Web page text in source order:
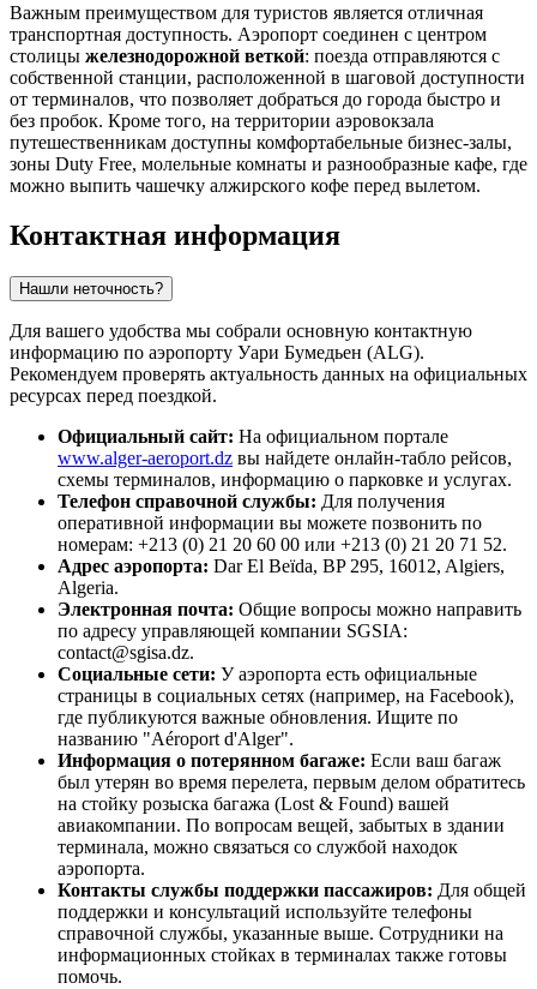
Важным преимуществом для туристов является отличная
транспортная доступность. Аэропорт соединен с центром
столицы железнодорожной веткой: поезда отправляются с
собственной станции, расположенной в шаговой доступности
от терминалов, что позволяет добраться до города быстро и
без пробок. Кроме того, на территории аэровокзала
путешественникам доступны комфортабельные бизнес-залы,
зоны Duty Free, молельные комнаты и разнообразные кафе, где
можно выпить чашечку алжирского кофе перед вылетом.
Контактная информация
Нашли неточность?
Для вашего удобства мы собрали основную контактную
информацию по аэропорту Уари Бумедьен (ALG).
Рекомендуем проверять актуальность данных на официальных
ресурсах перед поездкой.
Официальный сайт: На официальном портале
www.alger-aeroport.dz вы найдете онлайн-табло рейсов,
схемы терминалов, информацию о парковке и услугах.
Телефон справочной службы: Для получения
оперативной информации вы можете позвонить по
номерам: +213 (0) 21 20 60 00 или +213 (0) 21 20 71 52.
Адрес аэропорта: Dar El Beïda, BP 295, 16012, Algiers,
Algeria.
Электронная почта: Общие вопросы можно направить
по адресу управляющей компании SGSIA:
contact@sgisa.dz.
Социальные сети: У аэропорта есть официальные
страницы в социальных сетях (например, на Facebook),
где публикуются важные обновления. Ищите по
названию "Aéroport d'Alger".
Информация о потерянном багаже: Если ваш багаж
был утерян во время перелета, первым делом обратитесь
на стойку розыска багажа (Lost & Found) вашей
авиакомпании. По вопросам вещей, забытых в здании
терминала, можно связаться со службой находок
аэропорта.
Контакты службы поддержки пассажиров: Для общей
поддержки и консультаций используйте телефоны
справочной службы, указанные выше. Сотрудники на
информационных стойках в терминалах также готовы
помочь.